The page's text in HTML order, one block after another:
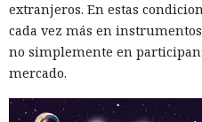
extranjeros. En estas
cada vez más en
no simplemente en
mercado.